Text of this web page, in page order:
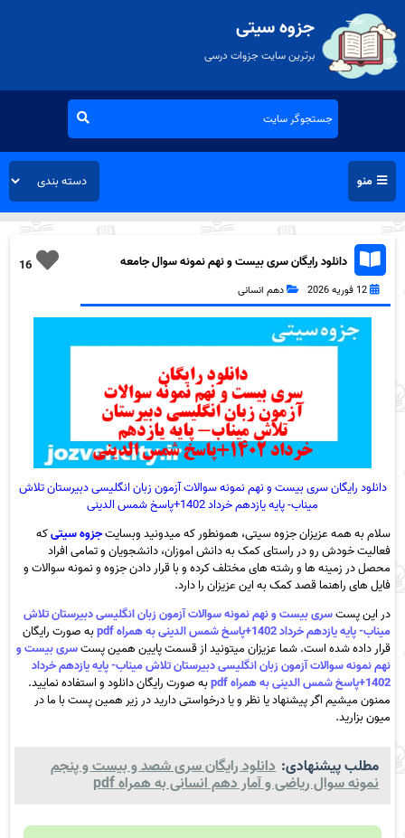
جزوه سیتی
برترین سایت جزوات درسی
منو
16
دانلود رایگان سری بیست و نهم نمونه سوال جامعه
شناسی دهم انسانی به همراه pdf
12 فوریه 2026 دهم انسانی
دانلود رایگان سری بیست و نهم نمونه سوالات آزمون زبان انگلیسی دبیرستان تلاش
میناب- پایه یازدهم خرداد 1402+پاسخ شمس الدینی
سلام به همه عزیزان جزوه سیتی، همونطور که میدونید وبسایتجزوه سیتیکه
فعالیت خودش رو در راستای کمک به دانش اموزان، دانشجویان و تمامی افراد
محصل در زمینه ها و رشته های مختلف کرده و با قرار دادن جزوه و نمونه سوالات و
فایل های راهنما قصد کمک به این عزیزان را دارد.
در این پستسری بیست و نهم نمونه سوالات آزمون زبان انگلیسی دبیرستان تلاش
میناب- پایه یازدهم خرداد 1402+پاسخ شمس الدینی به همراه pdf
به صورت رایگان
قرار داده شده است. شما عزیزان میتونید از قسمت پایین همین پستسری بیست و
نهم نمونه سوالات آزمون زبان انگلیسی دبیرستان تلاش میناب- پایه یازدهم خرداد
1402+پاسخ شمس الدینی به همراه pdf
به صورت رایگان دانلود و استفاده نمایید.
ممنون میشیم اگر پیشنهاد یا نظر و یا درخواستی دارید در زیر همین پست با ما در
میون بزارید.
مطلب پیشنهادی: دانلود رایگان سری شصد و بیست و پنجم
نمونه سوال ریاضی و آمار دهم انسانی به همراه pdf